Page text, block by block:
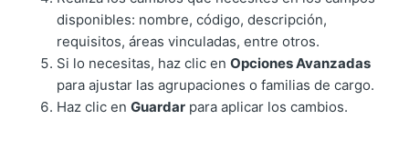
disponibles: nombre, código, descripción,
requisitos, áreas vinculadas, entre otros.
Si lo necesitas, haz clic enOpciones Avanzadas
para ajustar las agrupaciones o familias de cargo.
Haz clic enGuardar para aplicar los cambios.